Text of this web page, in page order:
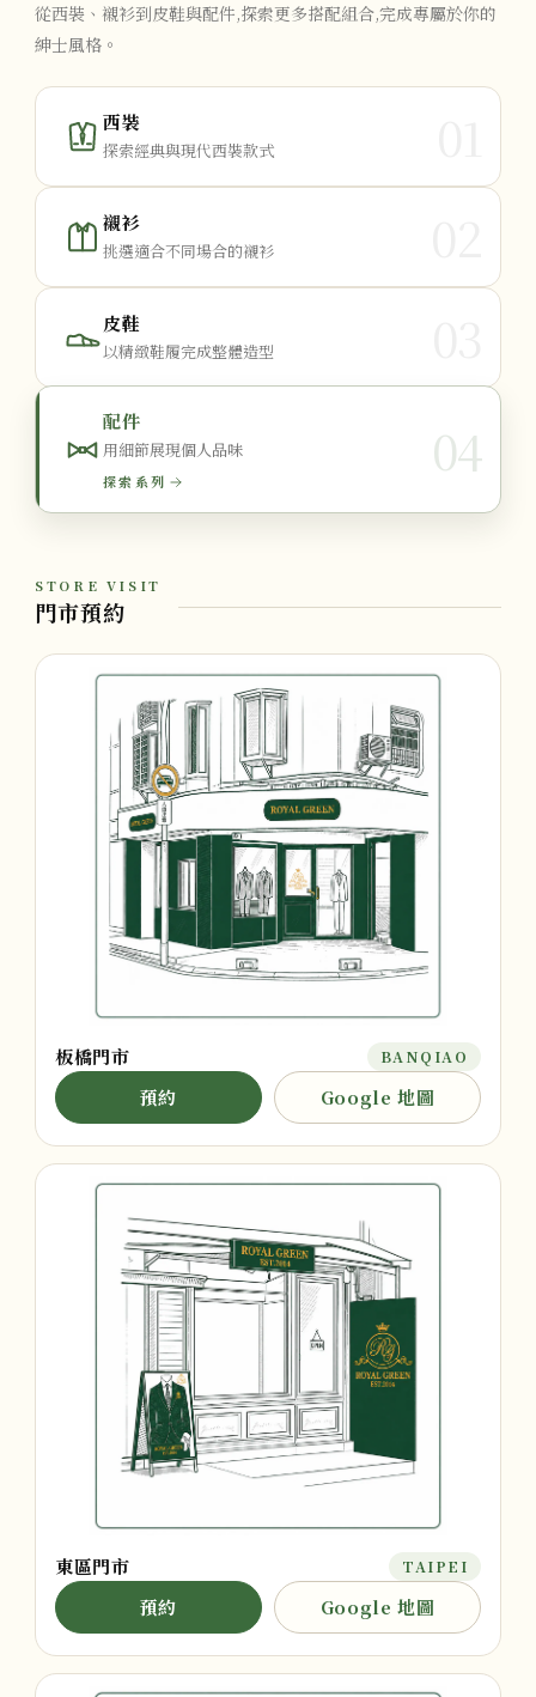
從西裝、襯衫到皮鞋與配件,探索更多搭配組合,完成專屬於你的
紳士風格。
西裝
探索經典與現代西裝款式
襯衫
挑選適合不同場合的襯衫
皮鞋
以精緻鞋履完成整體造型
04
配件
用細節展現個人品味
探索系列
STORE VISIT
門市預約
板橋門市 BANQIAO
預約 Google 地圖
東區門市 TAIPEI
預約 Google 地圖